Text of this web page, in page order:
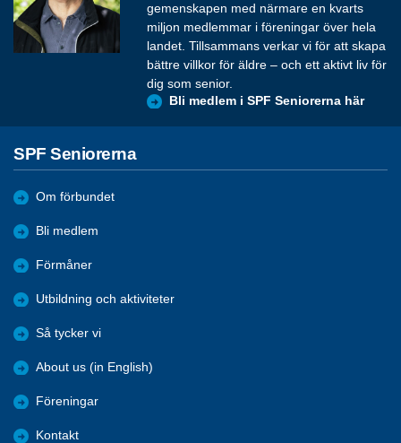
gemenskapen med närmare en kvarts
miljon medlemmar i föreningar över hela
landet. Tillsammans verkar vi för att skapa
bättre villkor för äldre – och ett aktivt liv för
dig som senior.
Bli medlem i SPF Seniorerna här
SPF Seniorerna
Om förbundet
Bli medlem
Förmåner
Utbildning och aktiviteter
Så tycker vi
About us (in English)
Föreningar
Kontakt